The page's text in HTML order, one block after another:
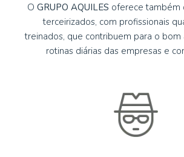
O GRUPO AQUILES oferece também
terceirizados, com profissionais
treinados, que contribuem para o bom
rotinas diárias das empresas e